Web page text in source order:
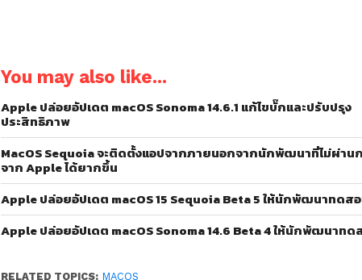
You may also like...
Apple ปล่อยอัปเดต macOS Sonoma 14.6.1 แก้ไขบั๊กและปรับปรุง
ประสิทธิภาพ
MacOS Sequoia จะติดตั้งแอปจากภายนอกจากนักพัฒนาที่ไม่ผ่าน
จาก Apple ได้ยากขึ้น
Apple ปล่อยอัปเดต macOS 15 Sequoia Beta 5 ให้นักพัฒนาทดส
Apple ปล่อยอัปเดต macOS Sonoma 14.6 Beta 4 ให้นักพัฒนาทด
RELATED TOPICS: MACOS